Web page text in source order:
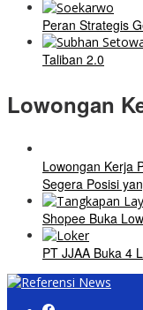
Peran Strategis
Taliban 2.0
Lowongan
Lowongan Kerja
Segera Posisi
Shopee Buka
PT JJAA Buka 4